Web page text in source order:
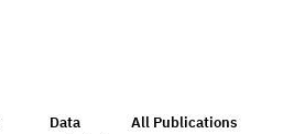
Data
All Publications